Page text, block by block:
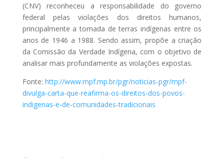
(CNV) reconheceu a responsabilidade do governo
federal pelas violações dos direitos humanos,
principalmente a tomada de terras indígenas entre os
anos de 1946 a 1988. Sendo assim, propõe a criação
da Comissão da Verdade Indígena, com o objetivo de
analisar mais profundamente as violações expostas.
Fonte: http://www.mpf.mp.br/pgr/noticias-pgr/mpf-
divulga-carta-que-reafirma-os-direitos-dos-povos-
indigenas-e-de-comunidades-tradicionais